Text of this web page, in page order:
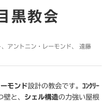
黒教会
アントニン・レーモンド、 遠藤
モンド設計の教会です。 ｺﾝｸﾘｰ
壁と、 シェル構造の力強い屋根